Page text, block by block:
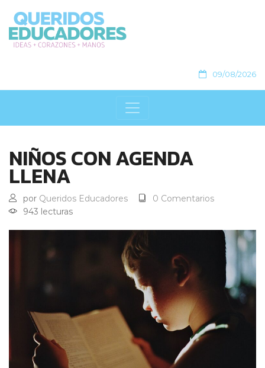
09/08/2026
NIÑOS CON AGENDA
LLENA
por Queridos Educadores
0 Comentarios
943 lecturas